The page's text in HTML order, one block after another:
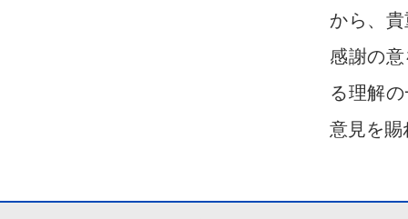
から、
感謝の
る理解
意見を賜